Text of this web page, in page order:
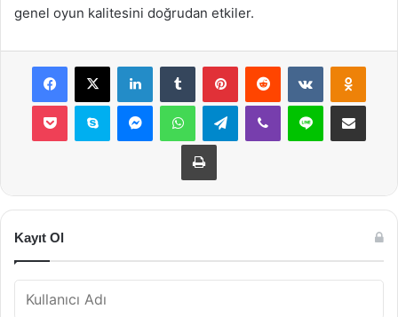
genel oyun kalitesini doğrudan etkiler.
Facebook
X LinkedInTumblr PinterestReddit VKontakte
Pocket Skype MessengerWhatsAppTelegramViber Line E-Posta ile
Yazdır
Kayıt Ol